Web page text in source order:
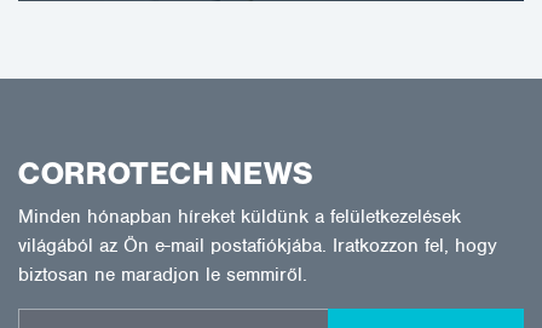
CORROTECH NEWS
Minden hónapban híreket küldünk a felületkezelések
világából az Ön e-mail postafiókjába. Iratkozzon fel, hogy
biztosan ne maradjon le semmiről.